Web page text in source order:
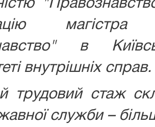
в
внутрішніх справ.
трудовий стаж
служби –